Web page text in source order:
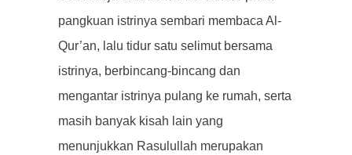
pangkuan istrinya sembari membaca Al-
Qur’an, lalu tidur satu selimut bersama
istrinya, berbincang-bincang dan
mengantar istrinya pulang ke rumah, serta
masih banyak kisah lain yang
menunjukkan Rasulullah merupakan